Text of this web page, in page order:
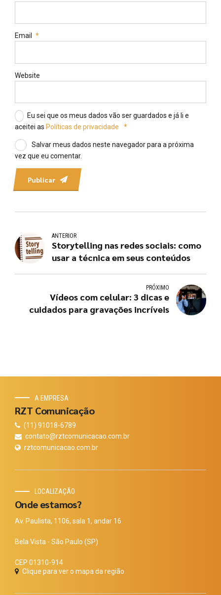
Email *
Website
Eu sei que os meus dados vão ser guardados e já li e
aceitei as Políticas de privacidade *
Salvar meus dados neste navegador para a próxima
vez que eu comentar.
Publicar
ANTERIOR
Storytelling nas redes sociais: como
usar a técnica em seus conteúdos
PRÓXIMO
Vídeos com celular: 3 dicas e
cuidados para gravações incríveis
A EMPRESA
RZT Comunicação
(11) 91018-6789
contato@rztcomunicacao.com.br
rztcomunicacao.com.br
LOCALIZAÇÃO
Onde estamos?
Av. Paulista, 1106, sala 1, andar 16
Bela Vista - São Paulo (SP)
CEP 01310-914
Clique para ver o mapa da região